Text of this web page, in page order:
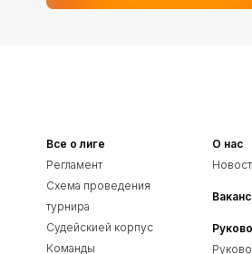
Все о лиге
Регламент
Схема проведения
турнира
Судейскией корпус
Команды
О нас